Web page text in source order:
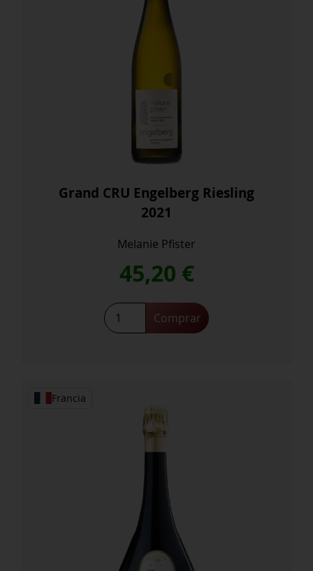
Grand CRU Engelberg Riesling
2021
Melanie Pfister
45,20 €
Grand
CRU
Comprar
Francia